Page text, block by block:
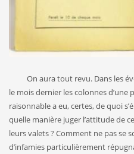
On aura tout revu. Dans les
le mois dernier les colonnes d’une
raisonnable a eu, certes, de quoi
quelle manière juger l’attitude de
leurs valets ? Comment ne pas se
d’infamies particulièrement